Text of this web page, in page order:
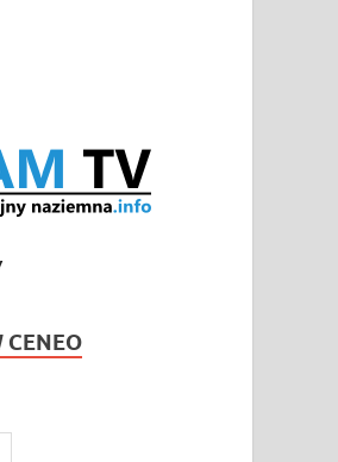
CENEO